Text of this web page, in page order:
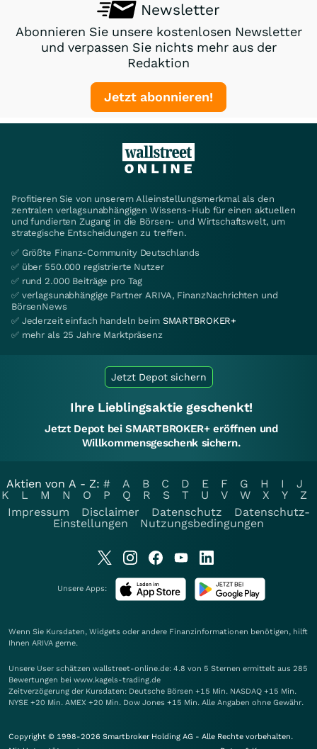
Newsletter
Abonnieren Sie unsere kostenlosen Newsletter
und verpassen Sie nichts mehr aus der
Redaktion
Jetzt abonnieren!
Profitieren Sie von unserem Alleinstellungsmerkmal als den
zentralen verlagsunabhängigen Wissens-Hub für einen aktuellen
und fundierten Zugang in die Börsen- und Wirtschaftswelt, um
strategische Entscheidungen zu treffen.
✅ Größte Finanz-Community Deutschlands
✅ über 550.000 registrierte Nutzer
✅ rund 2.000 Beiträge pro Tag
✅ verlagsunabhängige Partner ARIVA, FinanzNachrichten und
BörsenNews
✅ Jederzeit einfach handeln beim SMARTBROKER+
✅ mehr als 25 Jahre Marktpräsenz
Jetzt Depot sichern
Ihre Lieblingsaktie geschenkt!
Jetzt Depot bei SMARTBROKER+ eröffnen und
Willkommensgeschenk sichern.
Aktien von A - Z: # A B C D E F G H I
J
K
L M N O P Q R S T U V W X Y
Z
Impressum
Disclaimer Datenschutz
Datenschutz-
Einstellungen
Nutzungsbedingungen
Unsere Apps:
Wenn Sie Kursdaten, Widgets oder andere Finanzinformationen benötigen, hilft
Ihnen ARIVA gerne.
Unsere User schätzen wallstreet-online.de: 4.8 von 5 Sternen ermittelt aus 285
Bewertungen bei www.kagels-trading.de
Zeitverzögerung der Kursdaten: Deutsche Börsen +15 Min. NASDAQ +15 Min.
NYSE +20 Min. AMEX +20 Min. Dow Jones +15 Min. Alle Angaben ohne Gewähr.
Copyright © 1998-2026 Smartbroker Holding AG - Alle Rechte vorbehalten.